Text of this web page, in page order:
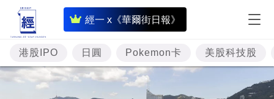
經一 x《華爾街日報》
即
時
財
經
港股IPO 日圓 Pokemon卡 美股科技股